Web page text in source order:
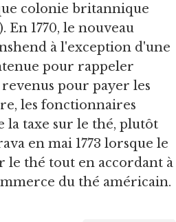
colonie britannique
En 1770, le nouveau
à l'exception d'une
pour rappeler
pour payer les
les fonctionnaires
la taxe sur le thé, plutôt
en mai 1773 lorsque le
le thé tout en accordant à
du thé américain.